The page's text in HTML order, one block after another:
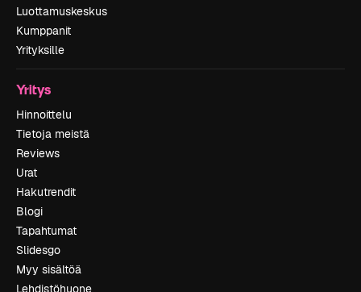
Luottamuskeskus
Kumppanit
Yrityksille
Yritys
Hinnoittelu
Tietoja meistä
Reviews
Urat
Hakutrendit
Blogi
Tapahtumat
Slidesgo
Myy sisältöä
Lehdistöhuone